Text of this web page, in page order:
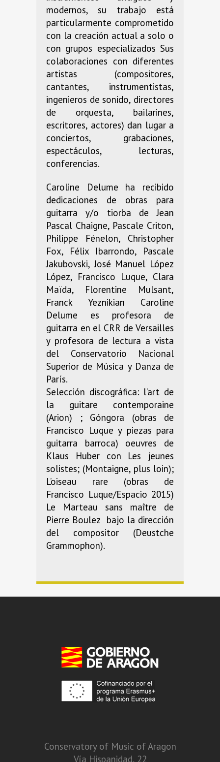
modernos, su trabajo está
particularmente comprometido
con la creación actual a solo o
con grupos especializados Sus
colaboraciones con diferentes
artistas (compositores,
cantantes, instrumentistas,
ingenieros de sonido, directores
de orquesta, bailarines,
escritores, actores) dan lugar a
conciertos, grabaciones,
espectáculos, lecturas,
conferencias.
Caroline Delume ha recibido
dedicaciones de obras para
guitarra y/o tiorba de Jean
Pascal Chaigne, Pascale Criton,
Philippe Fénelon, Christopher
Fox, Félix Ibarrondo, Pascale
Jakubovski, José Manuel López
López, Francisco Luque, Clara
Maïda, Florentine Mulsant,
Franck Yeznikian Caroline
Delume es profesora de
guitarra en el CRR de Versailles
y profesora de lectura a vista
del Conservatorio Nacional
Superior de Música y Danza de
París.
Selección discográfica: l’art de
la guitare contemporaine
(Arion) ; Góngora (obras de
Francisco Luque y piezas para
guitarra barroca) oeuvres de
Klaus Huber con Les jeunes
solistes; (Montaigne, plus loin);
L’oiseau rare (obras de
Francisco Luque/Espacio 2015)
Le Marteau sans maître de
Pierre Boulez bajo la dirección
del compositor (Deustche
Grammophon).
Conservatory of Music of Aragon
Vía Hispanidad, 22